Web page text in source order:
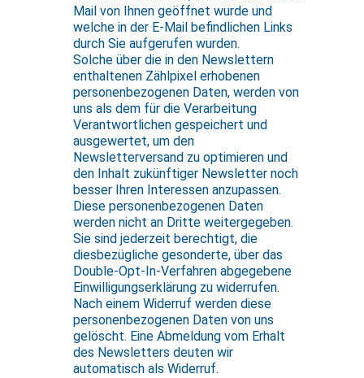
Mail von Ihnen geöffnet wurde und
welche in der E-Mail befindlichen Links
durch Sie aufgerufen wurden.
Solche über die in den Newslettern
enthaltenen Zählpixel erhobenen
personenbezogenen Daten, werden von
uns als dem für die Verarbeitung
Verantwortlichen gespeichert und
ausgewertet, um den
Newsletterversand zu optimieren und
den Inhalt zukünftiger Newsletter noch
besser Ihren Interessen anzupassen.
Diese personenbezogenen Daten
werden nicht an Dritte weitergegeben.
Sie sind jederzeit berechtigt, die
diesbezügliche gesonderte, über das
Double-Opt-In-Verfahren abgegebene
Einwilligungserklärung zu widerrufen.
Nach einem Widerruf werden diese
personenbezogenen Daten von uns
gelöscht. Eine Abmeldung vom Erhalt
des Newsletters deuten wir
automatisch als Widerruf.